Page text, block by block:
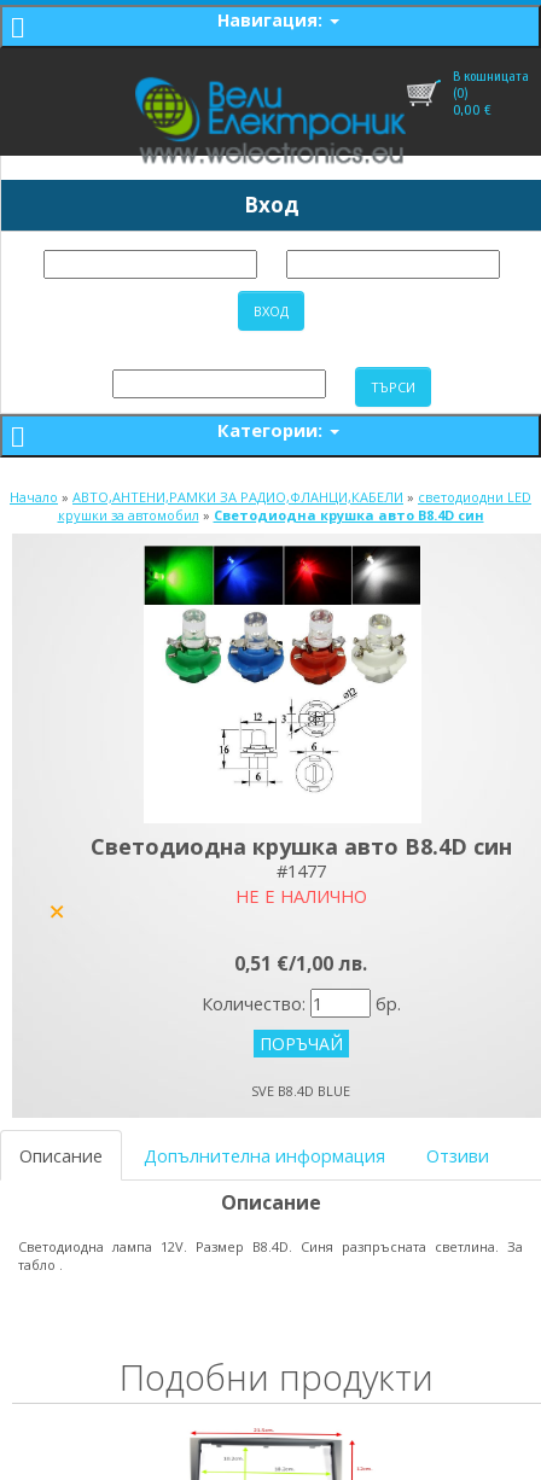
Навигация:
В кошницата
(0)
0,00 €
Вход
Категории:
Начало » АВТО,АНТЕНИ,РАМКИ ЗА РАДИО,ФЛАНЦИ,КАБЕЛИ » светодиодни LED
крушки за автомобил » Светодиодна крушка авто B8.4D син
Светодиодна крушка авто B8.4D син
#1477
НЕ Е НАЛИЧНО
0,51 €/1,00 лв.
Количество: бр.
SVE B8.4D BLUE
Описание Допълнителна информация Отзиви
Описание
Светодиодна лампа 12V. Размер B8.4D. Синя разпръсната светлина. За
табло .
Подобни продукти